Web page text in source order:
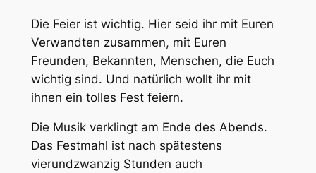
Die Feier ist wichtig. Hier seid ihr mit Euren
Verwandten zusammen, mit Euren
Freunden, Bekannten, Menschen, die Euch
wichtig sind. Und natürlich wollt ihr mit
ihnen ein tolles Fest feiern.
Die Musik verklingt am Ende des Abends.
Das Festmahl ist nach spätestens
vierundzwanzig Stunden auch